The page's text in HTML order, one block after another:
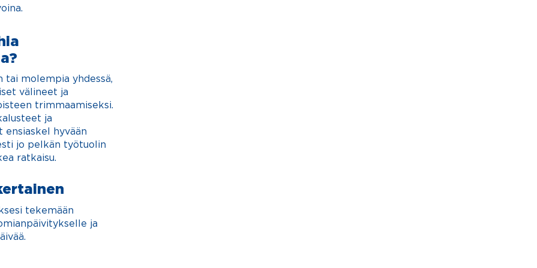
tai molempia yhdessä,
välineet ja
trimmaamiseksi.
ja
hyvään
jo pelkän työtuolin
ratkaisu.
tekemään
ja
ä.